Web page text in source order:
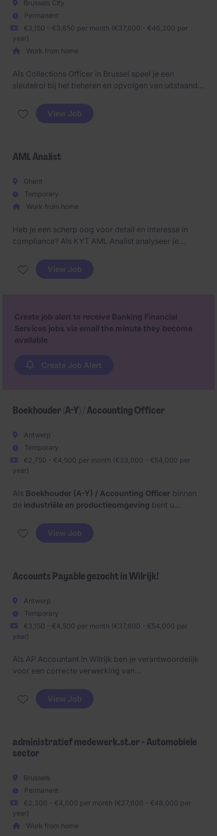
Brussels City
Permanent
€3,150 - €3,850 per month (€37,800 - €46,200 per
year)
Work from home
Als Collections Officer in Brussel speel je een
sleutelrol bij het beheren en opvolgen van uitstaande
dienstverlening. Je draagt bij aan een efficiënt
incassoproces en helpt klanten bij het vinden van
View Job
AML Analist
Ghent
Temporary
Work from home
Heb je een scherp oog voor detail en interesse in
compliance? Als KYT AML Analist analyseer je
onderzoeken naar mogelijke witwaspraktijken
binnen een professionele financiële omgeving.
View Job
Create job alert to receive Banking Financial
Services jobs via email the minute they become
available
Create Job Alert
Boekhouder (A-Y) / Accounting Officer
Antwerp
Temporary
€2,750 - €4,500 per month (€33,000 - €54,000 per
year)
Als Boekhouder (A-Y) / Accounting Officer binnen
de industriële en productieomgeving bent u
boekhoudcyclus. U speelt een sleutelrol in de
dagelijkse boekhouding, financiële rapportering en
View Job
Accounts Payable gezocht in Wilrijk!
Antwerp
Temporary
€3,150 - €4,500 per month (€37,800 - €54,000 per
year)
Als AP Accountant in Wilrijk ben je verantwoordelijk
voor een correcte verwerking van
aan een efficiënte crediteurenadministratie.
View Job
administratief medewerk.st.er - Automobiele
sector
Brussels
Permanent
€2,300 - €4,000 per month (€27,600 - €48,000 per
year)
Work from home